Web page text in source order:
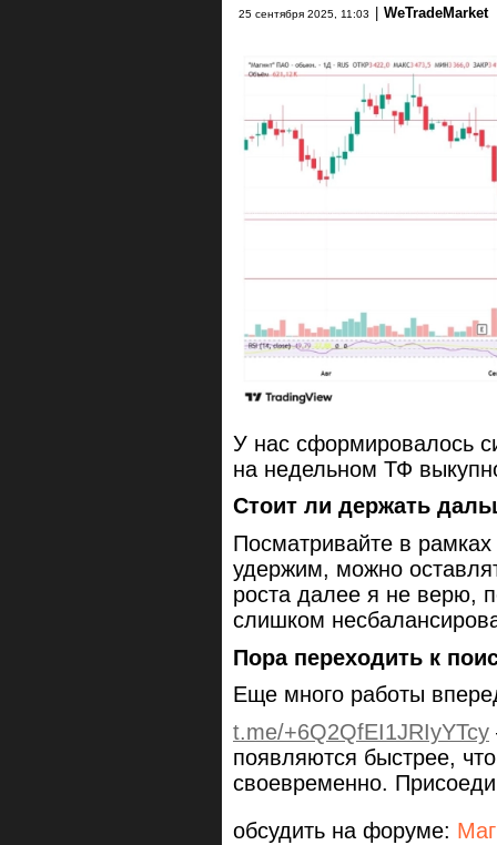
25 сентября 2025, 11:03 | WeTradeMarket
У нас сформировалось
на недельном ТФ
Стоит ли держать
Посматривайте в
удержим, можно
роста далее я не верю,
слишком
Пора переходить к
Еще много работы
t.me/+6Q2QfEI1JRIyYTcy
появляются быстрее,
своевременно.
обсудить на форуме: